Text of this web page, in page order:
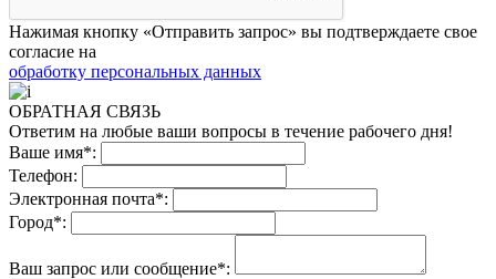
Нажимая кнопку «Отправить запрос» вы подтверждаете свое
согласие на
обработку персональных данных
ОБРАТНАЯ СВЯЗЬ
Ответим на любые ваши вопросы в течение рабочего дня!
Ваше имя*:
Телефон:
Электронная почта*:
Город*:
Ваш запрос или сообщение*: